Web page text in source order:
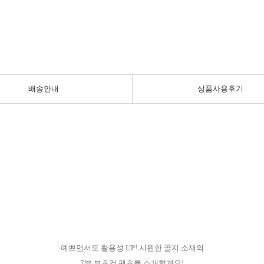
배송안내 상품사용후기
예쁘면서도 활용성 UP! 시원한 골지 소재의